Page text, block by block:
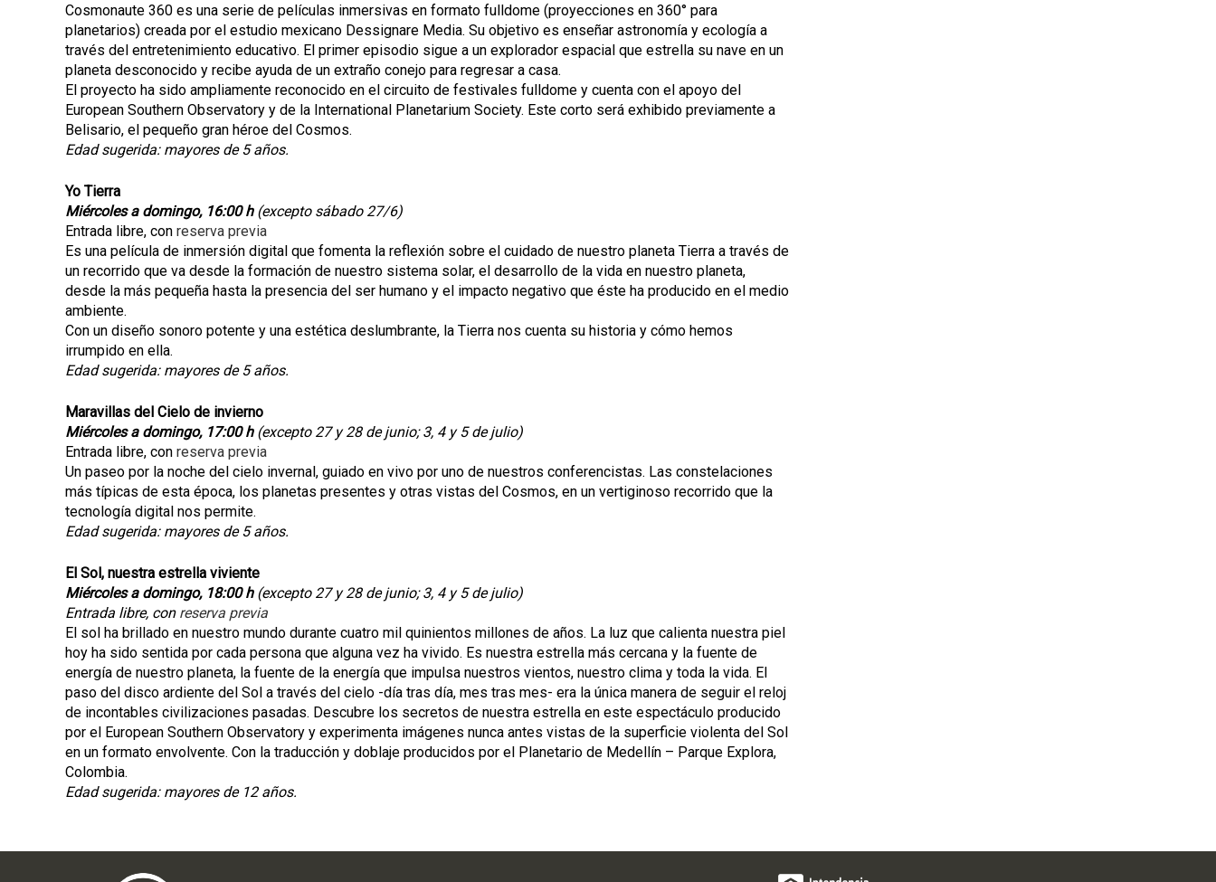
Cosmonaute 360 es una serie de películas inmersivas en formato fulldome (proyecciones en 360° para
planetarios) creada por el estudio mexicano Dessignare Media. Su objetivo es enseñar astronomía y ecología a
través del entretenimiento educativo. El primer episodio sigue a un explorador espacial que estrella su nave en un
planeta desconocido y recibe ayuda de un extraño conejo para regresar a casa.
El proyecto ha sido ampliamente reconocido en el circuito de festivales fulldome y cuenta con el apoyo del
European Southern Observatory y de la International Planetarium Society. Este corto será exhibido previamente a
Belisario, el pequeño gran héroe del Cosmos.
Edad sugerida: mayores de 5 años.
Yo Tierra
Miércoles a domingo, 16:00 h (excepto sábado 27/6)
Entrada libre, con reserva previa
Es una película de inmersión digital que fomenta la reflexión sobre el cuidado de nuestro planeta Tierra a través de
un recorrido que va desde la formación de nuestro sistema solar, el desarrollo de la vida en nuestro planeta,
desde la más pequeña hasta la presencia del ser humano y el impacto negativo que éste ha producido en el medio
ambiente.
Con un diseño sonoro potente y una estética deslumbrante, la Tierra nos cuenta su historia y cómo hemos
irrumpido en ella.
Edad sugerida: mayores de 5 años.
Maravillas del Cielo de invierno
Miércoles a domingo, 17:00 h (excepto 27 y 28 de junio; 3, 4 y 5 de julio)
Entrada libre, con reserva previa
Un paseo por la noche del cielo invernal, guiado en vivo por uno de nuestros conferencistas. Las constelaciones
más típicas de esta época, los planetas presentes y otras vistas del Cosmos, en un vertiginoso recorrido que la
tecnología digital nos permite.
Edad sugerida: mayores de 5 años.
El Sol, nuestra estrella viviente
Miércoles a domingo, 18:00 h (excepto 27 y 28 de junio; 3, 4 y 5 de julio)
Entrada libre, con reserva previa
El sol ha brillado en nuestro mundo durante cuatro mil quinientos millones de años. La luz que calienta nuestra piel
hoy ha sido sentida por cada persona que alguna vez ha vivido. Es nuestra estrella más cercana y la fuente de
energía de nuestro planeta, la fuente de la energía que impulsa nuestros vientos, nuestro clima y toda la vida. El
paso del disco ardiente del Sol a través del cielo -día tras día, mes tras mes- era la única manera de seguir el reloj
de incontables civilizaciones pasadas. Descubre los secretos de nuestra estrella en este espectáculo producido
por el European Southern Observatory y experimenta imágenes nunca antes vistas de la superficie violenta del Sol
en un formato envolvente. Con la traducción y doblaje producidos por el Planetario de Medellín – Parque Explora,
Colombia.
Edad sugerida: mayores de 12 años.